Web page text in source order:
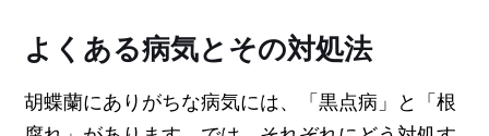
よくある病気とその対処法
胡蝶蘭にありがちな病気には、「黒点病」と「根